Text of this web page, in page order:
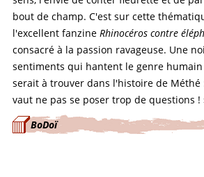
bout de champ. C'est sur cette
l'excellent fanzineRhinocéros contre
consacré à la passion ravageuse. Une
sentiments qui hantent le genre
serait à trouver dans l'histoire de Méthé
vaut ne pas se poser trop de questions !
BoDoï